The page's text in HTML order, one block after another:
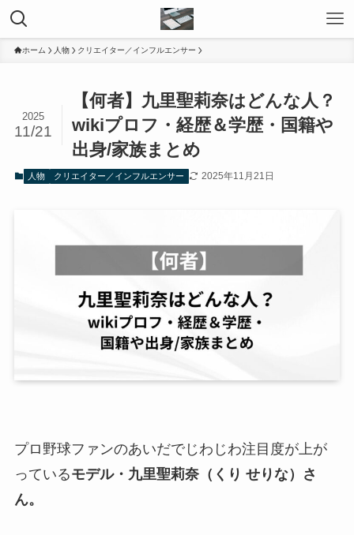
ホーム 人物 クリエイター／インフルエンサー
【何者】九里聖莉奈はどんな人？
wikiプロフ・経歴＆学歴・国籍や
出身/家族まとめ
2025
11/21
人物 クリエイター／インフルエンサー 2025年11月21日
プロ野球ファンのあいだでじわじわ注目度が上が
っているモデル・九里聖莉奈（くり せりな）さ
ん。